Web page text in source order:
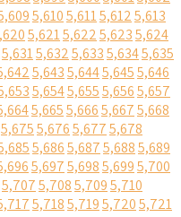
5,6105,6115,6125,613
5,6215,6225,6235,624
5,6315,6325,6335,6345,635
5,6435,6445,6455,646
5,6545,6555,6565,657
5,6655,6665,6675,668
5,6755,6765,6775,678
5,6865,6875,6885,689
5,6975,6985,6995,700
5,7075,7085,7095,710
5,7185,7195,7205,721